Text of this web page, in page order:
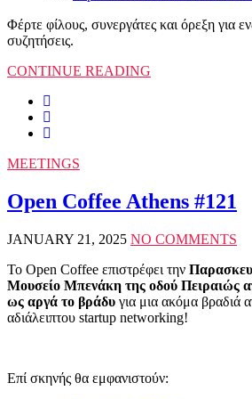
Φέρτε φίλους, συνεργάτες και όρεξη για
συζητήσεις.
CONTINUE READING
MEETINGS
Open Coffee Athens #121
JANUARY 21, 2025 NO COMMENTS
Το Open Coffee επιστρέφει την
Μουσείο Μπενάκη της οδού Πειραιώς
ως αργά το βράδυ για μια ακόμα βραδιά
αδιάλειπτου startup networking!
Επί σκηνής θα εμφανιστούν: